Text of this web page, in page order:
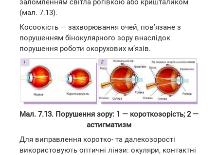
заломленням світла рогівкою або кришталиком
(мал. 7.13).
Косоокість — захворювання очей, пов’язане з
порушенням бінокулярного зору внаслідок
порушення роботи окорухових м’язів.
Мал. 7.13. Порушення зору: 1 — короткозорість; 2 —
астигматизм
Для виправлення коротко- та далекозорості
використовують оптичні лінзи: окуляри, контактні